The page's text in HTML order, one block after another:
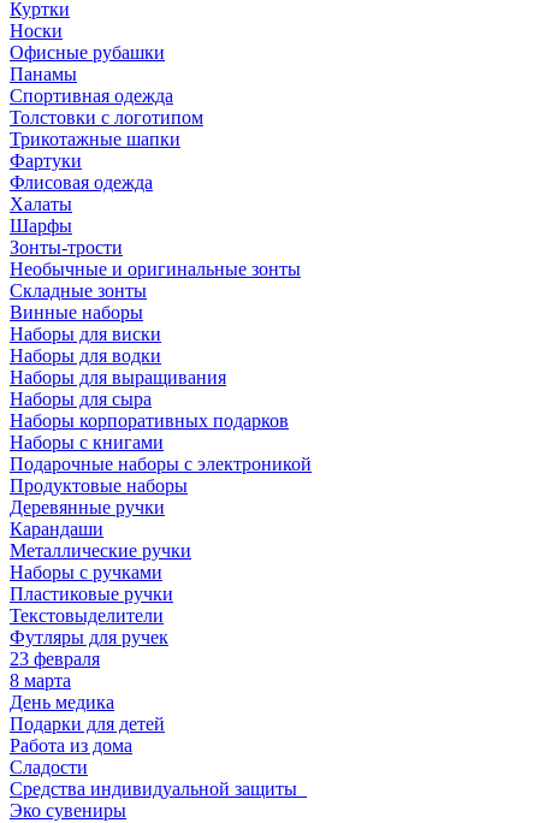
Куртки
Носки
Офисные рубашки
Панамы
Спортивная одежда
Толстовки с логотипом
Трикотажные шапки
Фартуки
Флисовая одежда
Халаты
Шарфы
Зонты-трости
Необычные и оригинальные зонты
Складные зонты
Винные наборы
Наборы для виски
Наборы для водки
Наборы для выращивания
Наборы для сыра
Наборы корпоративных подарков
Наборы с книгами
Подарочные наборы с электроникой
Продуктовые наборы
Деревянные ручки
Карандаши
Металлические ручки
Наборы с ручками
Пластиковые ручки
Текстовыделители
Футляры для ручек
23 февраля
8 марта
День медика
Подарки для детей
Работа из дома
Сладости
Средства индивидуальной защиты_
Эко сувениры